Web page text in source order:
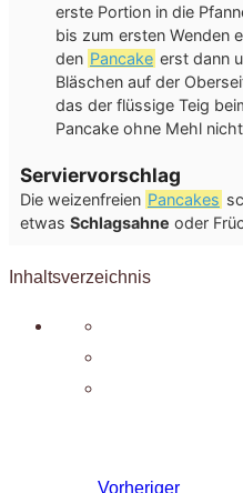
erste Portion in die
bis zum ersten Wenden
den Pancake erst dann
Bläschen auf der
das der flüssige Teig
Pancake ohne Mehl
Serviervorschlag
Die weizenfreien Pancakes
etwas Schlagsahne oder
Inhaltsverzeichnis
Vorheriger